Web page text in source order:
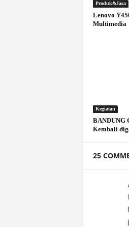
Produk&Jasa
Lenovo
Multimedia
Kegiatan
BANDUNG
Kembali
25